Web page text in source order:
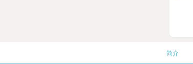
简介